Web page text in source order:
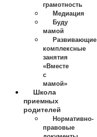
грамотность
Медиация
Буду
мамой
Развивающие
комплексные
занятия
«Вместе
с
мамой»
Школа
приемных
родителей
Нормативно-
правовые